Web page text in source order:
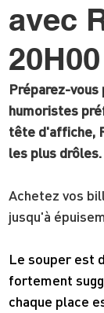
avec
20H00
Préparez-vous
humoristes
tête d'affiche,
les plus drôles.
Achetez vos
jusqu'à
Le souper est
fortement
chaque place